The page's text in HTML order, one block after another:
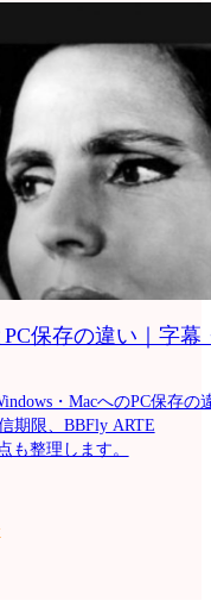
保存の違い｜字幕
・MacへのPC保存の
期限、BBFly ARTE
も整理します。